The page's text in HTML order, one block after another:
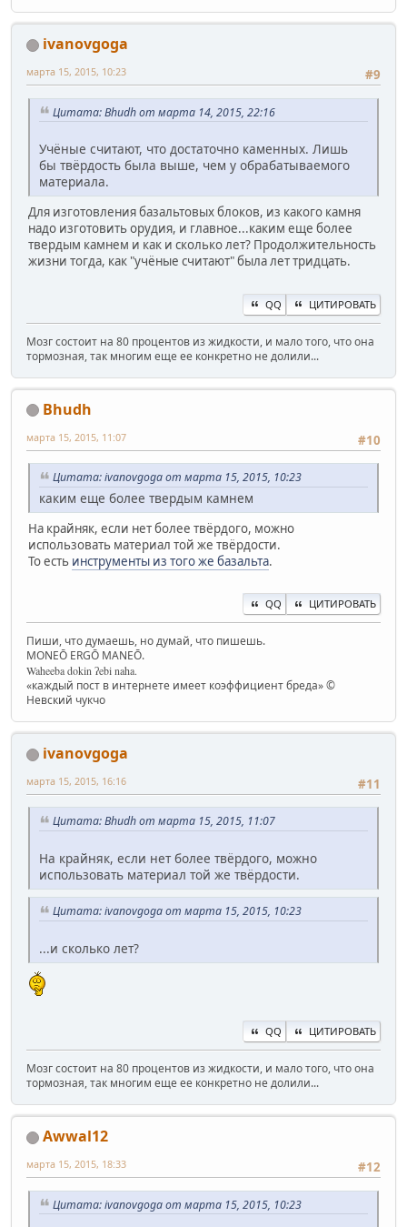
ivanovgoga
#9
марта 15, 2015, 10:23
Цитата: Bhudh от марта 14, 2015, 22:16
Учёные считают, что достаточно каменных. Лишь
бы твёрдость была выше, чем у обрабатываемого
материала.
Для изготовления базальтовых блоков, из какого камня
надо изготовить орудия, и главное...каким еще более
твердым камнем и как и сколько лет? Продолжительность
жизни тогда, как "учёные считают" была лет тридцать.
QQ ЦИТИРОВАТЬ
Мозг состоит на 80 процентов из жидкости, и мало того, что она
тормозная, так многим еще ее конкретно не долили...
Bhudh
#10
марта 15, 2015, 11:07
Цитата: ivanovgoga от марта 15, 2015, 10:23
каким еще более твердым камнем
На крайняк, если нет более твёрдого, можно
использовать материал той же твёрдости.
То есть инструменты из того же базальта.
QQ ЦИТИРОВАТЬ
Пиши, что думаешь, но думай, что пишешь.
MONEŌ ERGŌ MANEŌ.
Waheeba dokin ʔebi naha.
«каждый пост в интернете имеет коэффициент бреда» ©
Невский чукчо
ivanovgoga
#11
марта 15, 2015, 16:16
Цитата: Bhudh от марта 15, 2015, 11:07
На крайняк, если нет более твёрдого, можно
использовать материал той же твёрдости.
Цитата: ivanovgoga от марта 15, 2015, 10:23
...и сколько лет?
QQ ЦИТИРОВАТЬ
Мозг состоит на 80 процентов из жидкости, и мало того, что она
тормозная, так многим еще ее конкретно не долили...
Awwal12
#12
марта 15, 2015, 18:33
Цитата: ivanovgoga от марта 15, 2015, 10:23